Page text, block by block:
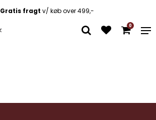
Gratis fragt v/ køb over 499,-
0